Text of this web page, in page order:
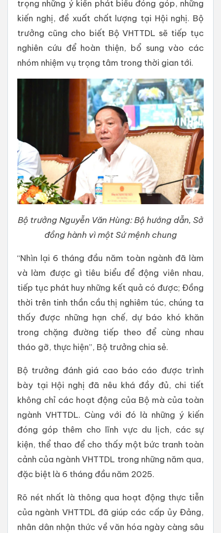
trọng những ý kiến phát biểu đóng góp, những
kiến nghị, đề xuất chất lượng tại Hội nghị. Bộ
trưởng cũng cho biết Bộ VHTTDL sẽ tiếp tục
nghiên cứu để hoàn thiện, bổ sung vào các
nhóm nhiệm vụ trọng tâm trong thời gian tới.
Bộ trưởng Nguyễn Văn Hùng: Bộ hướng dẫn, Sở
đồng hành vì một Sứ mệnh chung
“Nhìn lại 6 tháng đầu năm toàn ngành đã làm
và làm được gì tiêu biểu để động viên nhau,
tiếp tục phát huy những kết quả có được; Đồng
thời trên tinh thần cầu thị nghiêm túc, chúng ta
thấy được những hạn chế, dự báo khó khăn
trong chặng đường tiếp theo để cùng nhau
tháo gỡ, thực hiện”, Bộ trưởng chia sẻ.
Bộ trưởng đánh giá cao báo cáo được trình
bày tại Hội nghị đã nêu khá đầy đủ, chi tiết
không chỉ các hoạt động của Bộ mà của toàn
ngành VHTTDL. Cùng với đó là những ý kiến
đóng góp thêm cho lĩnh vực du lịch, các sự
kiện, thể thao để cho thấy một bức tranh toàn
cảnh của ngành VHTTDL trong những năm qua,
đặc biệt là 6 tháng đầu năm 2025.
Rõ nét nhất là thông qua hoạt động thực tiễn
của ngành VHTTDL đã giúp các cấp ủy Đảng,
nhân dân nhận thức về văn hóa ngày càng sâu